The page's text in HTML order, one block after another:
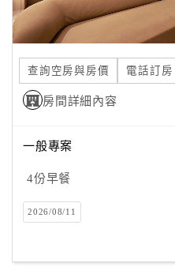
作
提
案
合
商
查詢空房與房價 電話訂房
房間詳細內容
一般專案
4份早餐
2026/08/11